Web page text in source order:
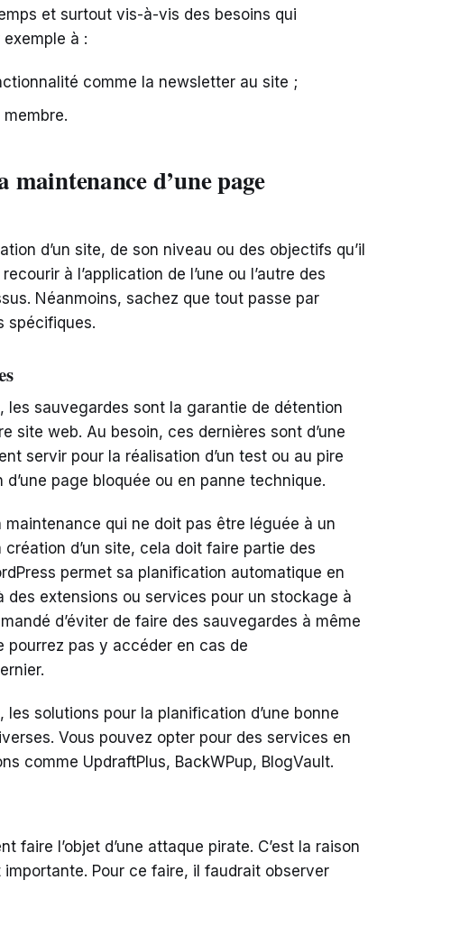
et surtout vis-à-vis des besoins qui
à :
comme la newsletter au site ;
membre.
d’une page
d’un site, de son niveau ou des objectifs qu’il
à l’application de l’une ou l’autre des
Néanmoins, sachez que tout passe par
spécifiques.
les sauvegardes sont la garantie de détention
site web. Au besoin, ces dernières sont d’une
servir pour la réalisation d’un test ou au pire
page bloquée ou en panne technique.
maintenance qui ne doit pas être léguée à un
d’un site, cela doit faire partie des
permet sa planification automatique en
des extensions ou services pour un stockage à
d’éviter de faire des sauvegardes à même
pourrez pas y accéder en cas de
les solutions pour la planification d’une bonne
Vous pouvez opter pour des services en
comme UpdraftPlus, BackWPup, BlogVault.
faire l’objet d’une attaque pirate. C’est la raison
Pour ce faire, il faudrait observer